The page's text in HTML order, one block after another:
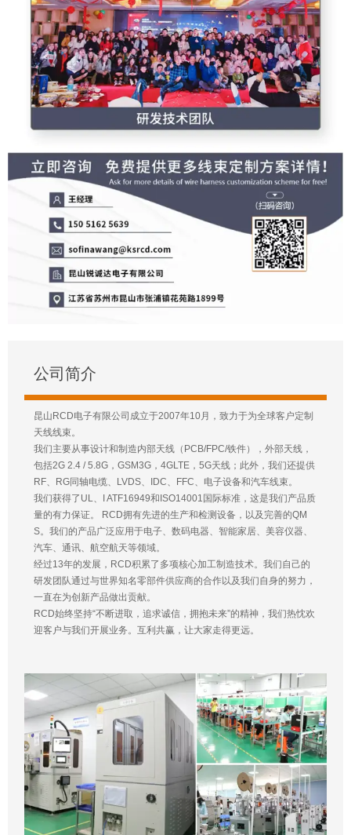
公司简介
昆山RCD电子有限公司成立于2007年10月，致力于为全球客户定制
天线线束。
我们主要从事设计和制造内部天线（PCB/FPC/铁件），外部天线，
包括2G 2.4 / 5.8G，GSM3G，4GLTE，5G天线；此外，我们还提供
RF、RG同轴电缆、LVDS、IDC、FFC、电子设备和汽车线束。
我们获得了UL、I ATF16949和ISO14001国际标准，这是我们产品质
量的有力保证。 RCD拥有先进的生产和检测设备，以及完善的QM
S。我们的产品广泛应用于电子、数码电器、智能家居、美容仪器、
汽车、通讯、航空航天等领域。
经过13年的发展，RCD积累了多项核心加工制造技术。我们自己的
研发团队通过与世界知名零部件供应商的合作以及我们自身的努力，
一直在为创新产品做出贡献。
RCD始终坚持“不断进取，追求诚信，拥抱未来”的精神，我们热忱欢
迎客户与我们开展业务。互利共赢，让大家走得更远。